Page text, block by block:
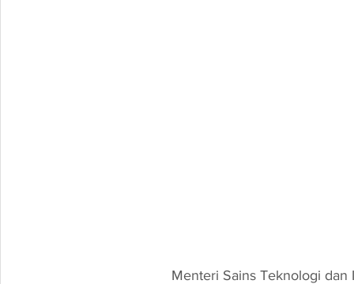
Menteri Sains Teknologi dan